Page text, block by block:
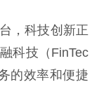
，科技创新正
科技（FinTec
的效率和便捷